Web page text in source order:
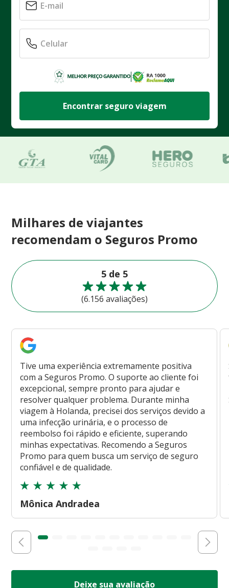
Encontrar seguro viagem
Milhares de viajantes
recomendam o Seguros Promo
5 de 5
(6.156 avaliações)
Tive uma experiência extremamente positiva
com a Seguros Promo. O suporte ao cliente foi
excepcional, sempre pronto para ajudar e
resolver qualquer problema. Durante minha
viagem à Holanda, precisei dos serviços devido a
uma infecção urinária, e o processo de
reembolso foi rápido e eficiente, superando
minhas expectativas. Recomendo a Seguros
Promo para quem busca um serviço de seguro
confiável e de qualidade.
Mônica Andradea
Deixe sua avaliação